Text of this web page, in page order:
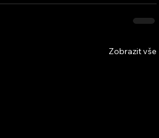
Zobrazit vše